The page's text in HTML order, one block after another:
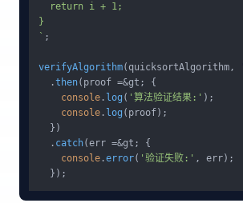
  return i + 1;
}
` ;
verifyAlgorithm(quicksortAlgorithm,
  .
then(proof =&gt; {
console . log ( '算法验证结果:' );
console . log (proof);
  })
  .
catch(err =&gt; {
console .error( '验证失败:' , err);